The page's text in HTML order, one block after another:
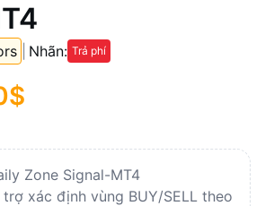
Nhãn: Trả phí
Zone Signal-MT4
xác định vùng BUY/SELL theo